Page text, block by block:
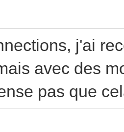
j'ai
avec des
pas que